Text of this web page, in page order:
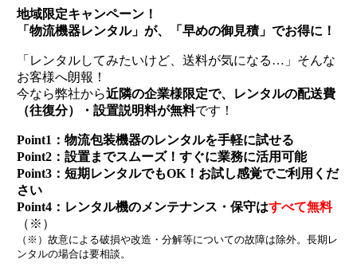
地域限定キャンペーン！
「物流機器レンタル」が、「早めの御見積」でお得に！
「レンタルしてみたいけど、送料が気になる…」そんな
お客様へ朗報！
今なら弊社から近隣の企業様限定で、レンタルの配送費
（往復分）・設置説明料が無料です！
Point1：物流包装機器のレンタルを手軽に試せる
Point2：設置までスムーズ！すぐに業務に活用可能
Point3：短期レンタルでもOK！お試し感覚でご利用くだ
さい
Point4：レンタル機のメンテナンス・保守はすべて無料
（※）
（※）故意による破損や改造・分解等についての故障は除外。長期レ
ンタルの場合は要相談。